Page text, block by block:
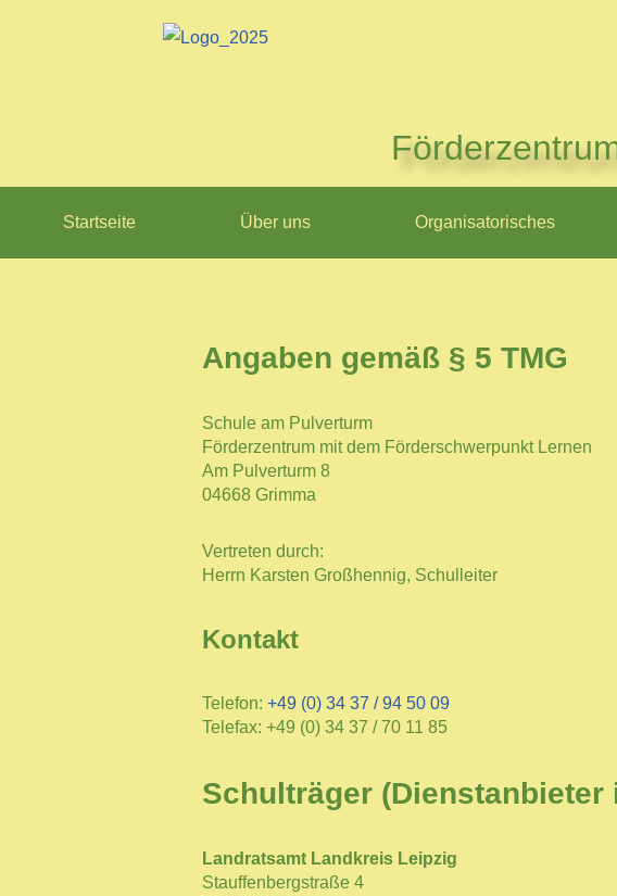
Startseite Über uns Organisatorisches
Angaben gemäß § 5 TMG
Schule am Pulverturm
Förderzentrum mit dem Förderschwerpunkt Lernen
Am Pulverturm 8
04668 Grimma
Vertreten durch:
Herrn Karsten Großhennig, Schulleiter
Kontakt
Telefon: +49 (0) 34 37 / 94 50 09
Telefax: +49 (0) 34 37 / 70 11 85
Schulträger (Dienstanbieter
Landratsamt Landkreis Leipzig
Stauffenbergstraße 4